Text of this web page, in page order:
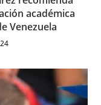
académica
Venezuela